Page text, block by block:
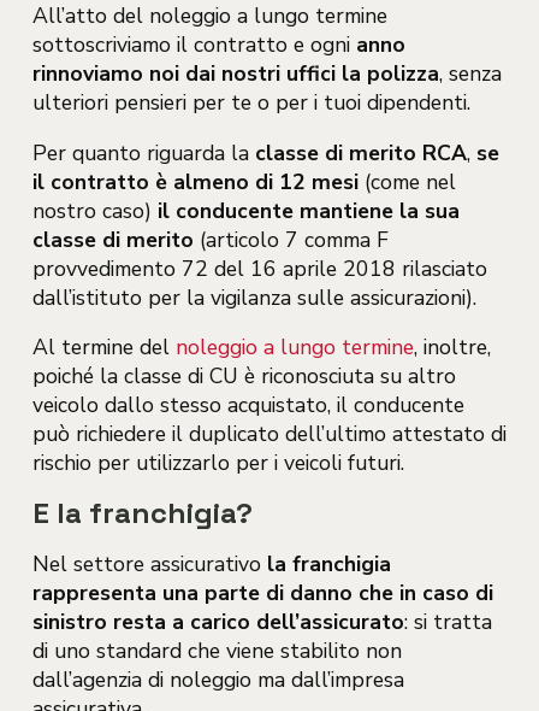
All’atto del noleggio a lungo termine
sottoscriviamo il contratto e ogni anno
rinnoviamo noi dai nostri uffici la polizza, senza
ulteriori pensieri per te o per i tuoi dipendenti.
Per quanto riguarda la classe di merito RCA, se
il contratto è almeno di 12 mesi(come nel
nostro caso) il conducente mantiene la sua
classe di merito (articolo 7 comma F
provvedimento 72 del 16 aprile 2018 rilasciato
dall’istituto per la vigilanza sulle assicurazioni).
Al termine del noleggio a lungo termine, inoltre,
poiché la classe di CU è riconosciuta su altro
veicolo dallo stesso acquistato, il conducente
può richiedere il duplicato dell’ultimo attestato di
rischio per utilizzarlo per i veicoli futuri.
E la franchigia?
Nel settore assicurativo la franchigia
rappresenta una parte di danno che in caso di
sinistro resta a carico dell’assicurato: si tratta
di uno standard che viene stabilito non
dall’agenzia di noleggio ma dall’impresa